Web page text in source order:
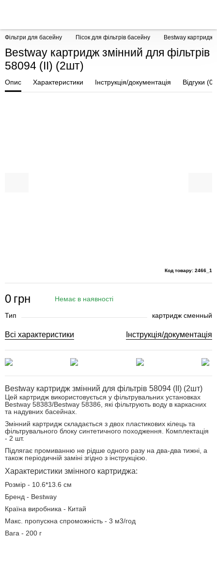
Фільтри для басейну Пісок для фільтрів басейну Bestway картридж
Bestway картридж змінний для фільтрів
58094 (II) (2шт)
Опис Характеристики Інструкція/документація Відгуки (0)
Код товару: 2466_1
0 грн Немає в наявності
Тип картридж сменный
Всі характеристики Інструкція/документація
Bestway картридж змінний для фільтрів 58094 (II) (2шт)
Цей картридж використовується у фільтрувальних установках
Bestway 58383/Bestway 58386, які фільтрують воду в каркасних
та надувних басейнах.
Змінний картридж складається з двох пластикових кілець та
фільтрувального блоку синтетичного походження. Комплектація
- 2 шт.
Підлягає промиванню не рідше одного разу на два-два тижні, а
також періодичній заміні згідно з інструкцією.
Характеристики змінного картриджа:
Розмір - 10.6*13.6 см
Бренд - Bestway
Країна виробника - Китай
Макс. пропускна спроможність - 3 м3/год
Вага - 200 г